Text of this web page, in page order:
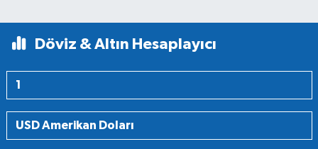
Döviz & Altın Hesaplayıcı